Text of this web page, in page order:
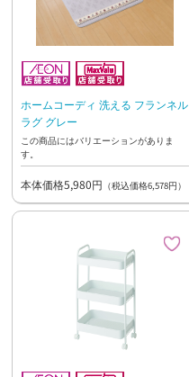
ホームコーディ 洗える フランネル
ラグ グレー
この商品にはバリエーションがありま
す。
本体価格5,980円 （税込価格6,578円）